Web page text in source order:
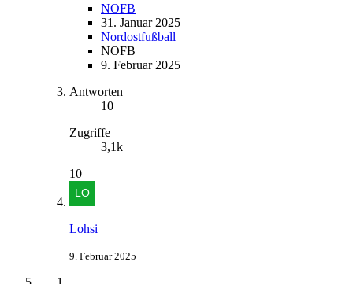
NOFB
31. Januar 2025
Nordostfußball
NOFB
9. Februar 2025
Antworten
10
Zugriffe
3,1k
10
Lohsi
9. Februar 2025